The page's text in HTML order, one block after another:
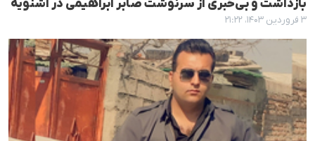
بازداشت و بی‌خبری از سرنوشت صابر ابراهیمی در اشنویه
۳ فروردین ۱۴۰۳، ۲۱:۲۲